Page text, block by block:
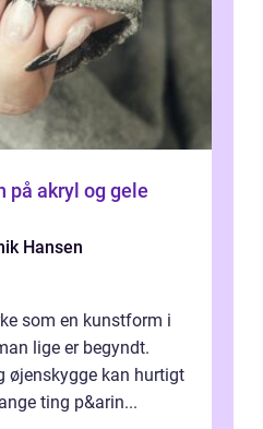
på akryl og gele
Hansen
som en kunstform i
lige er begyndt.
øjenskygge kan hurtigt
ting p&arin...